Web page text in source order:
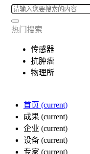
热门搜索
传感器
抗肿瘤
物理所
首页 (current)
成果 (current)
企业 (current)
设备 (current)
专家 (current)